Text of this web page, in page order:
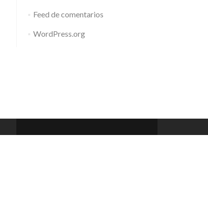
Feed de comentarios
WordPress.org